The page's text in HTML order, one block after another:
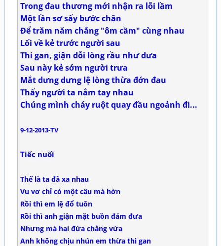
Trong đau thương mới nhận ra lỗi lầm
Một lần sơ sẩy bước chân
Để trăm năm chẳng "ôm cầm" cùng nhau
Lối về kẻ trước người sau
Thi gan, giận dỗi lòng rầu như dưa
Sau này kẻ sớm người trưa
Mắt dưng dưng lệ lòng thừa đớn đau
Thấy người ta nắm tay nhau
Chúng mình cháy ruột quay đầu ngoảnh đi...
9-12-2013-TV
Tiếc nuối
Thế là ta đã xa nhau
Vu vơ chỉ có một câu mà hờn
Rồi thì em lệ đổ tuôn
Rồi thì anh giận mặt buồn đám đưa
Nhưng mà hai đứa chẳng vừa
Anh không chịu nhún em thừa thi gan